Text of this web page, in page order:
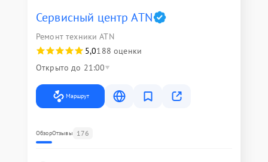
Сервисный центр ATN
Ремонт техники ATN
5,0188 оценки
Открыто до 21:00
Маршрут
ОбзорОтзывы 176